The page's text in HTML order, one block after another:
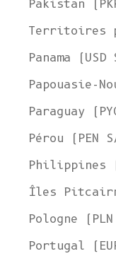
Pakistan
Territoires
Panama (USD
Papouasie-
Paraguay
Pérou (PEN
Philippines
Îles
Pologne
Portugal